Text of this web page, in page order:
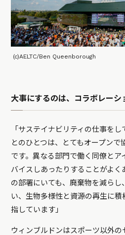
(c)AELTC/Ben Queenborough
大事にするのは、コラボレーシ
「サステイナビリティの仕事を
とのひとつは、とてもオープンで
です。異なる部門で働く同僚とア
バイスしあったりすることがよ
の部署にいても、廃棄物を減ら
い、生物多様性と資源の再生に積
指しています」
ウィンブルドンはスポーツ以外